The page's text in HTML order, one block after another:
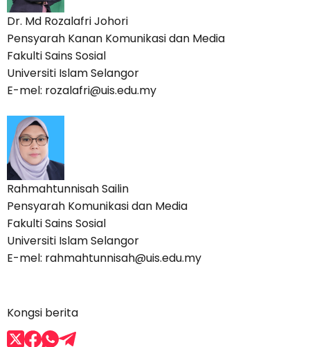
Dr. Md Rozalafri Johori
Pensyarah Kanan Komunikasi dan Media
Fakulti Sains Sosial
Universiti Islam Selangor
E-mel: rozalafri@uis.edu.my
Rahmahtunnisah Sailin
Pensyarah Komunikasi dan Media
Fakulti Sains Sosial
Universiti Islam Selangor
E-mel: rahmahtunnisah@uis.edu.my
Kongsi berita